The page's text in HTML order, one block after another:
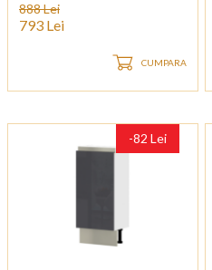
888 Lei
793 Lei
CUMPARA
-82 Lei